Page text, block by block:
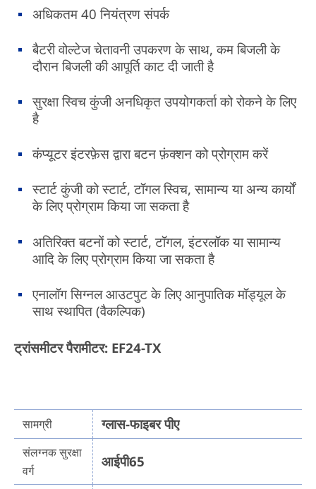
अधिकतम 40 नियंत्रण संपर्क
बैटरी वोल्टेज चेतावनी उपकरण के साथ, कम बिजली के
दौरान बिजली की आपूर्ति काट दी जाती है
सुरक्षा स्विच कुंजी अनधिकृत उपयोगकर्ता को रोकने के लिए
है
कंप्यूटर इंटरफ़ेस द्वारा बटन फ़ंक्शन को प्रोग्राम करें
स्टार्ट कुंजी को स्टार्ट, टॉगल स्विच, सामान्य या अन्य कार्यों
के लिए प्रोग्राम किया जा सकता है
अतिरिक्त बटनों को स्टार्ट, टॉगल, इंटरलॉक या सामान्य
आदि के लिए प्रोग्राम किया जा सकता है
एनालॉग सिग्नल आउटपुट के लिए आनुपातिक मॉड्यूल के
साथ स्थापित (वैकल्पिक)
ट्रांसमीटर पैरामीटर: EF24-TX
सामग्री ग्लास-फाइबर पीए
संलग्नक सुरक्षा
वर्ग
आईपी65